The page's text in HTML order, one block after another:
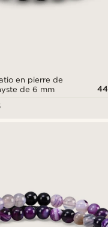
en pierre de
de 6 mm